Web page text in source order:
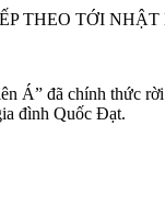
THEO TỚI NHẬT
Á” đã chính thức
đình Quốc Đạt.